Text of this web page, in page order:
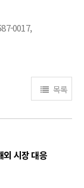
0017,
목록
외 시장 대응